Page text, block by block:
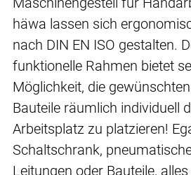
häwa lassen sich
nach DIN EN ISO gestalten.
funktionelle Rahmen bietet
Möglichkeit, die
Bauteile räumlich individuell
Arbeitsplatz zu platzieren!
Schaltschrank,
Leitungen oder Bauteile,